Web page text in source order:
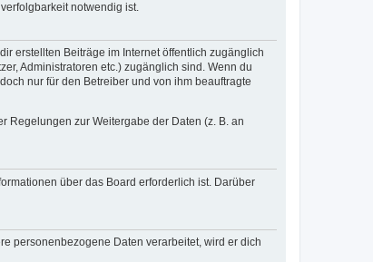
notwendig ist.
erstellten Beiträge im Internet öffentlich zugänglich
Administratoren etc.) zugänglich sind. Wenn du
nur für den Betreiber und von ihm beauftragte
Regelungen zur Weitergabe der Daten (z. B. an
über das Board erforderlich ist. Darüber
personenbezogene Daten verarbeitet, wird er dich